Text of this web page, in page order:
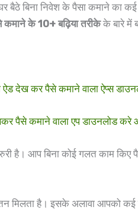
बैठे बिना निवेश के पैसा कमाने
कमाने के 10+ बढ़िया तरीकेके बारे में
देख कर पैसे कमाने वाला ऐप्स
पैसे कमाने वाला एप डाउनलोड
है। आप बिना कोई गलत काम
है। इसके अलावा आपको कई